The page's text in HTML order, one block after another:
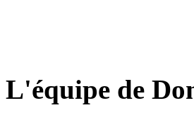
L'équipe de